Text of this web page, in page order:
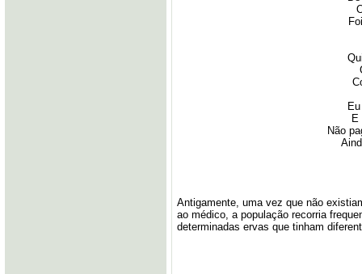
E
Não
Antigamente, uma vez que não
ao médico, a população recorria
determinadas ervas que tinham